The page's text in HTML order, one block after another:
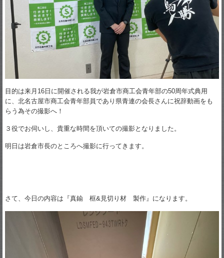
目的は来月16日に開催される我が岩倉市商工会青年部の50周年式典用
に、北名古屋市商工会青年部員であり県青連の会長さんに祝辞動画をも
らう為その撮影へ！
３役でお伺いし、貴重な時間を頂いての撮影となりました。
明日は岩倉市長のところへ撮影に行ってきます。
さて、今日の内容は『真鍮 框&見切り材 製作』になります。